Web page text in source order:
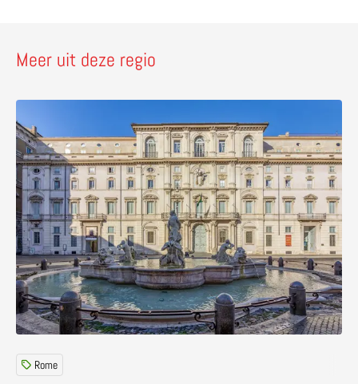
Meer uit deze regio
Rome